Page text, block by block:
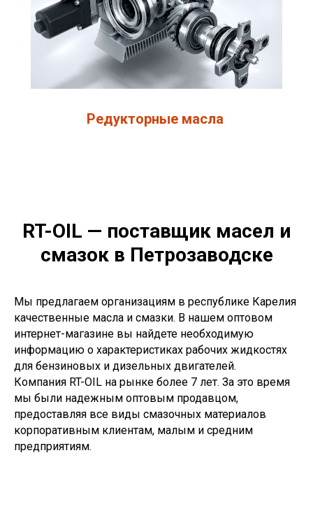
Редукторные масла
RT-OIL — поставщик масел и
смазок в Петрозаводске
Мы предлагаем организациям в республике Карелия
качественные масла и смазки. В нашем оптовом
интернет-магазине вы найдете необходимую
информацию о характеристиках рабочих жидкостях
для бензиновых и дизельных двигателей.
Компания RT-OIL на рынке более 7 лет. За это время
мы были надежным оптовым продавцом,
предоставляя все виды смазочных материалов
корпоративным клиентам, малым и средним
предприятиям.